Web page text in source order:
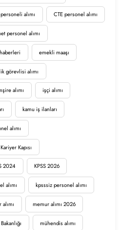
alımı CTE personel alımı
personel alımı
emekli maaşı
görevlisi alımı
alımı işçi alımı
kamu iş ilanları
alımı
Kariyer Kapısı
2024 KPSS 2026
alımı kpsssiz personel alımı
memur alımı 2026
mühendis alımı